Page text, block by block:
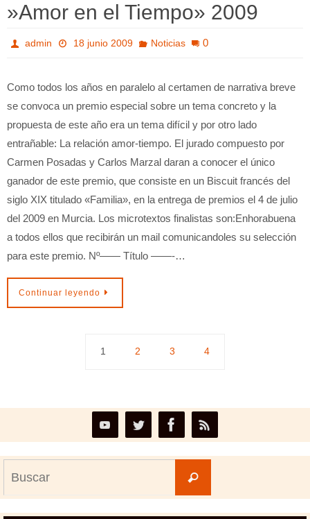
»Amor en el Tiempo» 2009
admin 18 junio 2009 Noticias 0
Como todos los años en paralelo al certamen de narrativa breve
se convoca un premio especial sobre un tema concreto y la
propuesta de este año era un tema difícil y por otro lado
entrañable: La relación amor-tiempo. El jurado compuesto por
Carmen Posadas y Carlos Marzal daran a conocer el único
ganador de este premio, que consiste en un Biscuit francés del
siglo XIX titulado «Familia», en la entrega de premios el 4 de julio
del 2009 en Murcia. Los microtextos finalistas son:Enhorabuena
a todos ellos que recibirán un mail comunicandoles su selección
para este premio. Nº—— Título ——-…
Continuar leyendo
1 2 3 4
Buscar